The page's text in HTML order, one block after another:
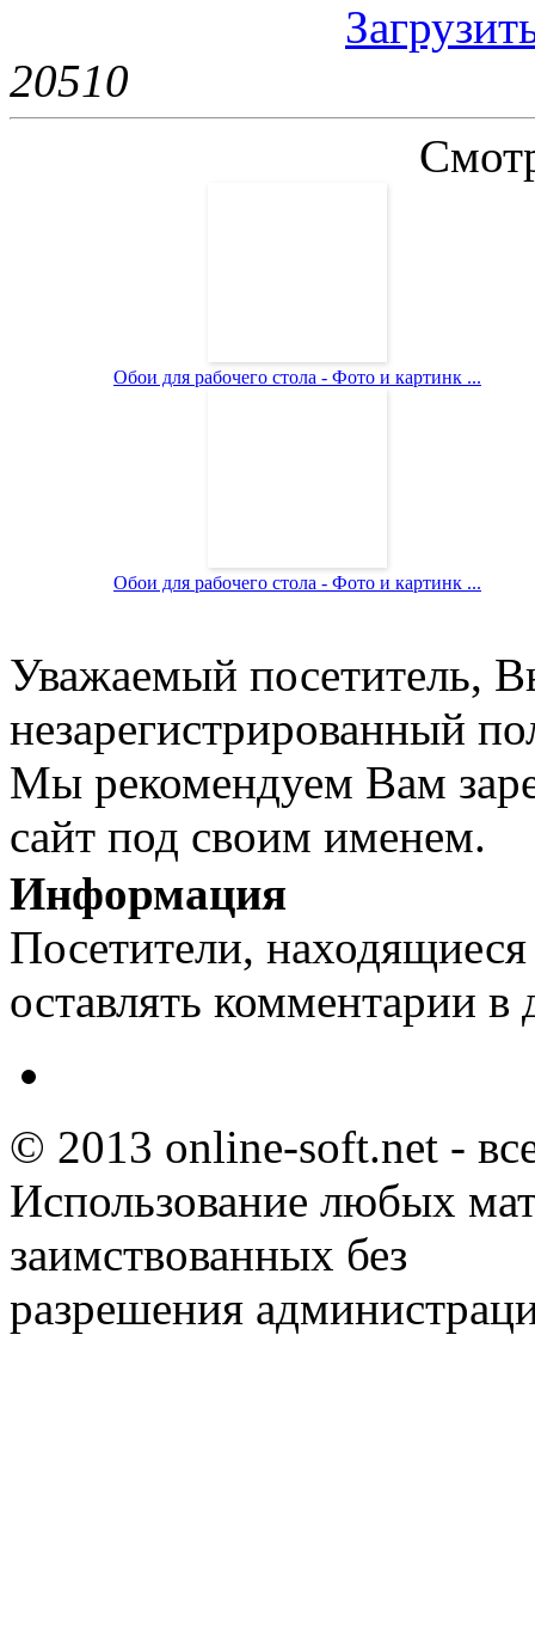
20510
Обои для рабочего стола - Фото и картинк ...
Обои для рабочего стола - Фото и картинк ...
Уважаемый посетитель,
незарегистрированный
Мы рекомендуем Вам
сайт под своим именем.
Информация
Посетители,
оставлять комментарии в
© 2013 online-soft.net -
Использование любых
заимствованных без
разрешения